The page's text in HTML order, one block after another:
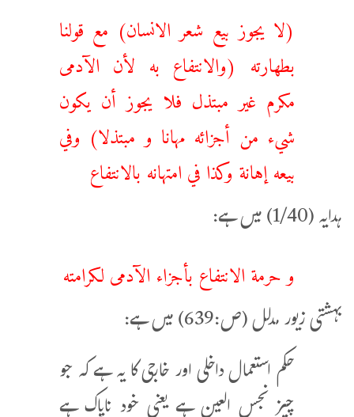
(لا يجوز بيع شعر الانسان) مع قولنا
بطهارته (والانتفاع به لأن الآدمى
مكرم غير مبتذل فلا يجوز أن يكون
شيء من أجزائه مهانا و مبتذلا) وفي
بيعه إهانة وكذا في امتهانه بالانتفاع
ہدایہ (1/40) میں ہے:
و حرمة الانتفاع بأجزاء الآدمى لكرامته
بہشتی زیور مدلل (ص:639) میں ہے:
حکم استعمال داخلی اور خارجی کا یہ ہے کہ جو